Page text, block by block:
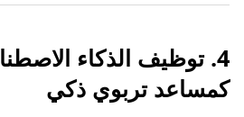
4. توظيف الذكاء
كمساعد تربوي ذكي